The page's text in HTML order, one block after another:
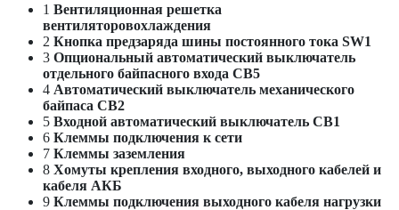
1 Вентиляционная решетка
вентиляторовохлаждения
2 Кнопка предзаряда шины постоянного тока SW1
3 Опциональный автоматический выключатель
отдельного байпасного входа СВ5
4 Автоматический выключатель механического
байпаса СВ2
5 Входной автоматический выключатель СВ1
6 Клеммы подключения к сети
7 Клеммы заземления
8 Хомуты крепления входного, выходного кабелей и
кабеля АКБ
9 Клеммы подключения выходного кабеля нагрузки